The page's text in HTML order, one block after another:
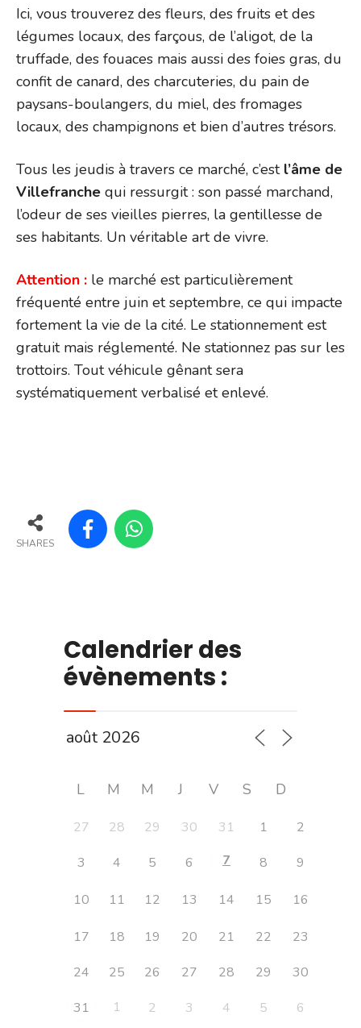
Ici, vous trouverez des fleurs, des fruits et des
légumes locaux, des farçous, de l’aligot, de la
truffade, des fouaces mais aussi des foies gras, du
confit de canard, des charcuteries, du pain de
paysans-boulangers, du miel, des fromages
locaux, des champignons et bien d’autres trésors.
Tous les jeudis à travers ce marché, c’est l’âme de
Villefranche qui ressurgit : son passé marchand,
l’odeur de ses vieilles pierres, la gentillesse de
ses habitants. Un véritable art de vivre.
Attention : le marché est particulièrement
fréquenté entre juin et septembre, ce qui impacte
fortement la vie de la cité. Le stationnement est
gratuit mais réglementé. Ne stationnez pas sur les
trottoirs. Tout véhicule gênant sera
systématiquement verbalisé et enlevé.
SHARES
Calendrier des
évènements :
L M M J V S D
27 28 29 30 31 1
2
3
4 5 6 7 8 9
10 11 12 13 14 15 16
17 18 19 20 21 22
23
24
25 26 27 28 29
30
31
1 2 3 4 5 6